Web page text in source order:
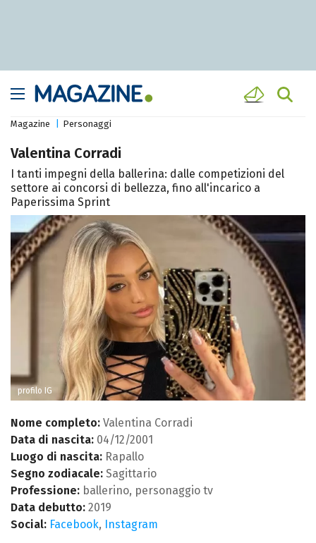
Magazine Personaggi
Valentina Corradi
I tanti impegni della ballerina: dalle competizioni del
settore ai concorsi di bellezza, fino all'incarico a
Paperissima Sprint
profilo IG
Nome completo: Valentina Corradi
Data di nascita: 04/12/2001
Luogo di nascita: Rapallo
Segno zodiacale: Sagittario
Professione: ballerino, personaggio tv
Data debutto: 2019
Social: Facebook, Instagram